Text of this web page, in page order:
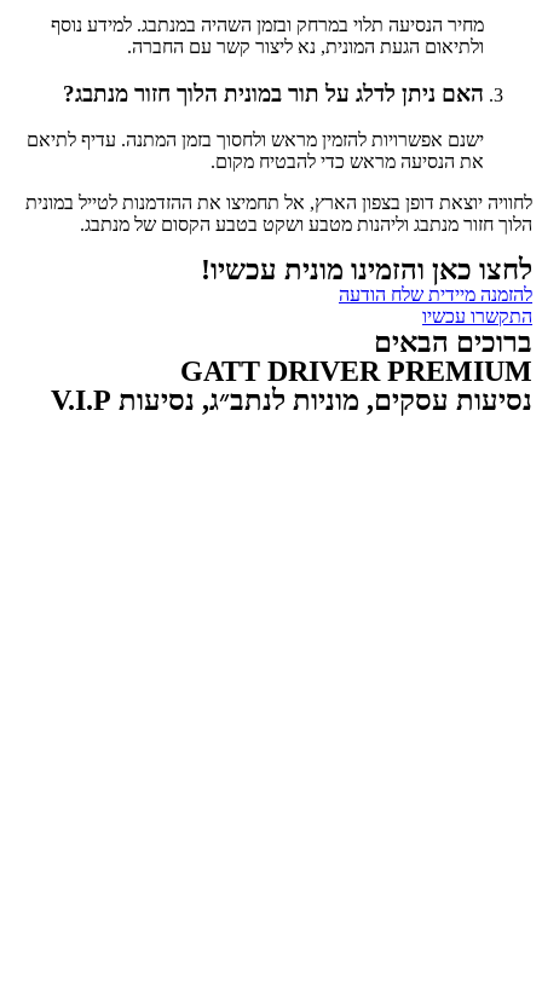
מחיר הנסיעה תלוי במרחק ובזמן השהיה במנתבג. למידע נוסף
ולתיאום הגעת המונית, נא ליצור קשר עם החברה.
האם ניתן לדלג על תור במונית הלוך חזור מנתבג?
ישנם אפשרויות להזמין מראש ולחסוך בזמן המתנה. עדיף לתיאם
את הנסיעה מראש כדי להבטיח מקום.
לחוויה יוצאת דופן בצפון הארץ, אל תחמיצו את ההזדמנות לטייל במונית
הלוך חזור מנתבג וליהנות מטבע ושקט בטבע הקסום של מנתבג.
לחצו כאן והזמינו מונית עכשיו!
להזמנה מיידית שלח הודעה
התקשרו עכשיו
ברוכים הבאים
GATT DRIVER PREMIUM
נסיעות עסקים, מוניות לנתב״ג, נסיעות V.I.P